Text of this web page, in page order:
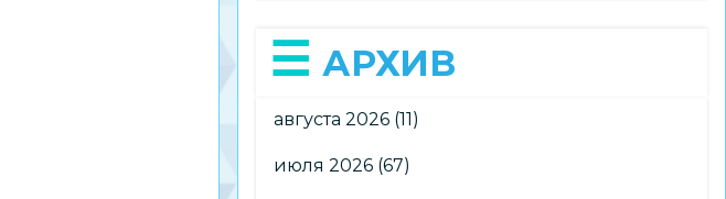
АРХИВ
августа 2026 (11)
июля 2026 (67)